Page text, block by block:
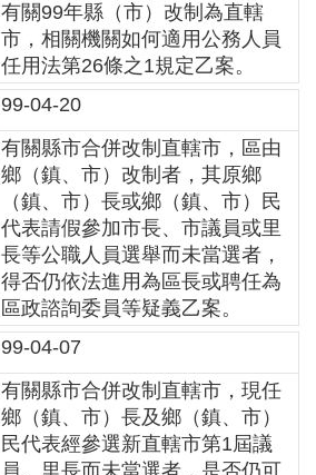
有關99年縣（市）改制為直轄
市，相關機關如何適用公務人員
任用法第26條之1規定乙案。
99-04-20
有關縣市合併改制直轄市，區由
鄉（鎮、市）改制者，其原鄉
（鎮、市）長或鄉（鎮、市）民
代表請假參加市長、市議員或里
長等公職人員選舉而未當選者，
得否仍依法進用為區長或聘任為
區政諮詢委員等疑義乙案。
99-04-07
有關縣市合併改制直轄市，現任
鄉（鎮、市）長及鄉（鎮、市）
民代表經參選新直轄市第1屆議
員、里長而未當選者，是否仍可